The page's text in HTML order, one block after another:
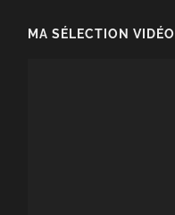
MA SÉLECTION VIDÉO